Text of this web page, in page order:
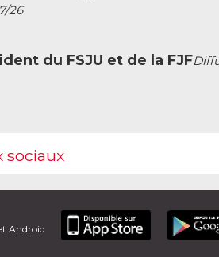
26
du FSJU et de la FJF
sociaux
Android